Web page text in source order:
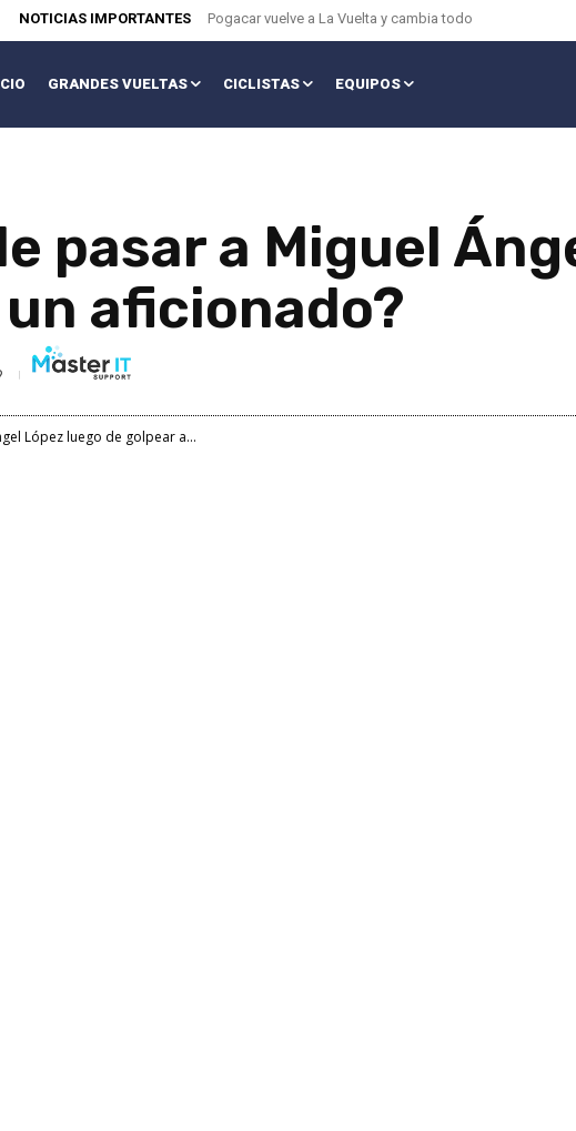
NOTICIAS IMPORTANTES Pogacar vuelve a La Vuelta y cambia todo
GRANDES VUELTAS CICLISTAS EQUIPOS
pasar a Miguel
aficionado?
López luego de golpear a...